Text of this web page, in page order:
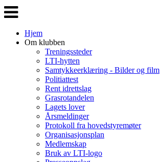
Veksle
navigasjon
Hjem
Om klubben
Treningssteder
LTI-hytten
Samtykkeerklæring - Bilder og film
Politiattest
Rent idrettslag
Grasrotandelen
Lagets lover
Årsmeldinger
Protokoll fra hovedstyremøter
Organisasjonsplan
Medlemskap
Bruk av LTI-logo